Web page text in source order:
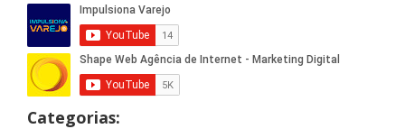
Categorias: